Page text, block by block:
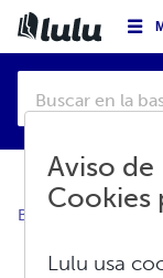
Base de
Aviso de
Cookies
Lulu usa